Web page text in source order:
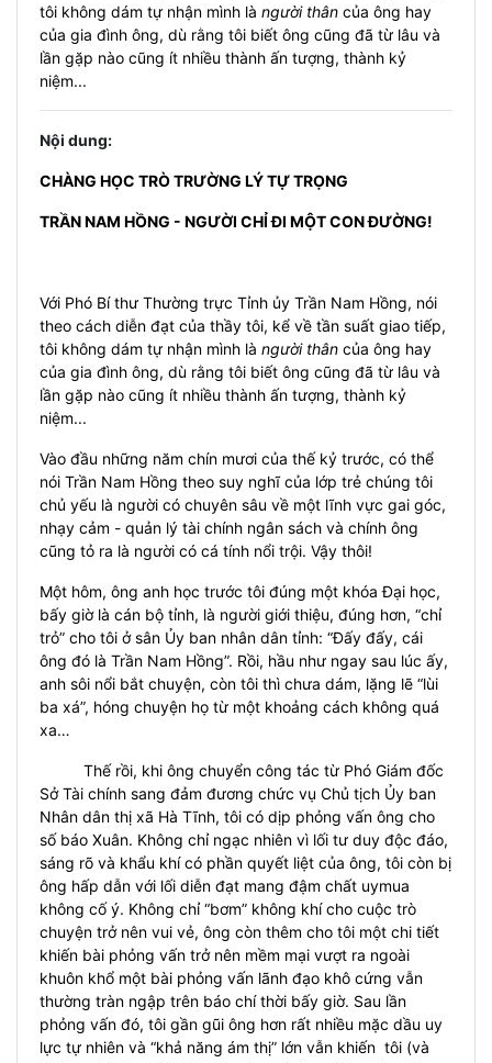
tôi không dám tự nhận mình là người thân của ông hay
của gia đình ông, dù rằng tôi biết ông cũng đã từ lâu và
lần gặp nào cũng ít nhiều thành ấn tượng, thành kỷ
niệm...
Nội dung:
CHÀNG HỌC TRÒ TRƯỜNG LÝ TỰ TRỌNG
TRẦN NAM HỒNG - NGƯỜI CHỈ ĐI MỘT CON ĐƯỜNG!
Với Phó Bí thư Thường trực Tỉnh ủy Trần Nam Hồng, nói
theo cách diễn đạt của thầy tôi, kể về tần suất giao tiếp,
tôi không dám tự nhận mình là người thân của ông hay
của gia đình ông, dù rằng tôi biết ông cũng đã từ lâu và
lần gặp nào cũng ít nhiều thành ấn tượng, thành kỷ
niệm...
Vào đầu những năm chín mươi của thế kỷ trước, có thể
nói Trần Nam Hồng theo suy nghĩ của lớp trẻ chúng tôi
chủ yếu là người có chuyên sâu về một lĩnh vực gai góc,
nhạy cảm - quản lý tài chính ngân sách và chính ông
cũng tỏ ra là người có cá tính nổi trội. Vậy thôi!
Một hôm, ông anh học trước tôi đúng một khóa Đại học,
bấy giờ là cán bộ tỉnh, là người giới thiệu, đúng hơn, “chỉ
trỏ” cho tôi ở sân Ủy ban nhân dân tỉnh: “Đấy đấy, cái
ông đó là Trần Nam Hồng”. Rồi, hầu như ngay sau lúc ấy,
anh sôi nổi bắt chuyện, còn tôi thì chưa dám, lặng lẽ “lùi
ba xá”, hóng chuyện họ từ một khoảng cách không quá
xa…
Thế rồi, khi ông chuyển công tác từ Phó Giám đốc
Sở Tài chính sang đảm đương chức vụ Chủ tịch Ủy ban
Nhân dân thị xã Hà Tĩnh, tôi có dịp phỏng vấn ông cho
số báo Xuân. Không chỉ ngạc nhiên vì lối tư duy độc đáo,
sáng rõ và khẩu khí có phần quyết liệt của ông, tôi còn bị
ông hấp dẫn với lối diễn đạt mang đậm chất uymua
không cố ý. Không chỉ “bơm” không khí cho cuộc trò
chuyện trở nên vui vẻ, ông còn thêm cho tôi một chi tiết
khiến bài phỏng vấn trở nên mềm mại vượt ra ngoài
khuôn khổ một bài phỏng vấn lãnh đạo khô cứng vẫn
thường tràn ngập trên báo chí thời bấy giờ. Sau lần
phỏng vấn đó, tôi gần gũi ông hơn rất nhiều mặc dầu uy
lực tự nhiên và “khả năng ám thị” lớn vẫn khiến tôi (và